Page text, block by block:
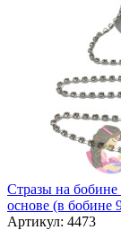
Стразы на бобине
основе (в бобине
Артикул: 4473